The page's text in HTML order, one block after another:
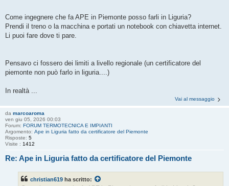
Come ingegnere che fa APE in Piemonte posso farli in Liguria?
Prendi il treno o la macchina e portati un notebook con chiavetta internet.
Li puoi fare dove ti pare.
Pensavo ci fossero dei limiti a livello regionale (un certificatore del
piemonte non può farlo in liguria....)
In realtà ...
Vai al messaggio
da marcoaroma
ven giu 05, 2026 00:03
Forum: FORUM TERMOTECNICA E IMPIANTI
Argomento: Ape in Liguria fatto da certificatore del Piemonte
Risposte: 5
Visite : 1412
Re: Ape in Liguria fatto da certificatore del Piemonte
christian619 ha scritto: